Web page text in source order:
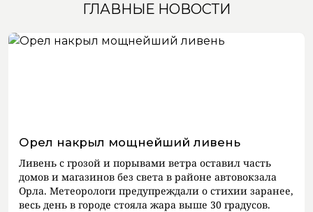
ГЛАВНЫЕ НОВОСТИ
Орел накрыл мощнейший ливень
Ливень с грозой и порывами ветра оставил часть
домов и магазинов без света в районе автовокзала
Орла. Метеорологи предупреждали о стихии заранее,
весь день в городе стояла жара выше 30 градусов.